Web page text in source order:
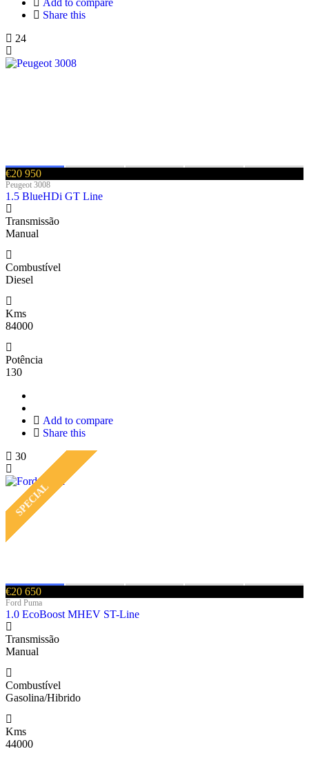
Add to compare
Share this
24
€20 950
Peugeot 3008
1.5 BlueHDi GT Line
Transmissão
Manual
Combustível
Diesel
Kms
84000
Potência
130
Add to compare
Share this
30
SPECIAL
€20 650
Ford Puma
1.0 EcoBoost MHEV ST-Line
Transmissão
Manual
Combustível
Gasolina/Hibrido
Kms
44000